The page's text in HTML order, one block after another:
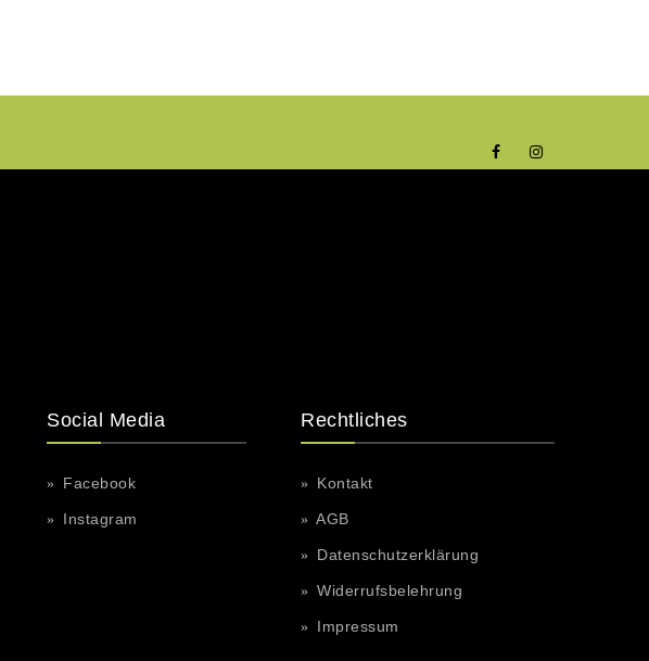
Social Media
Facebook
Instagram
Rechtliches
Kontakt
AGB
Datenschutzerklärung
Widerrufsbelehrung
Impressum